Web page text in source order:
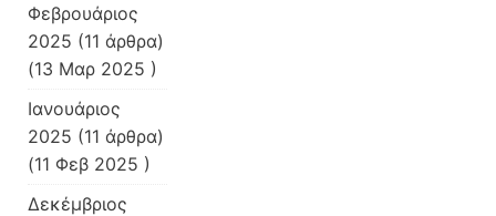
Φεβρουάριος
2025 (11 άρθρα)
(13 Μαρ 2025 )
Ιανουάριος
2025 (11 άρθρα)
(11 Φεβ 2025 )
Δεκέμβριος